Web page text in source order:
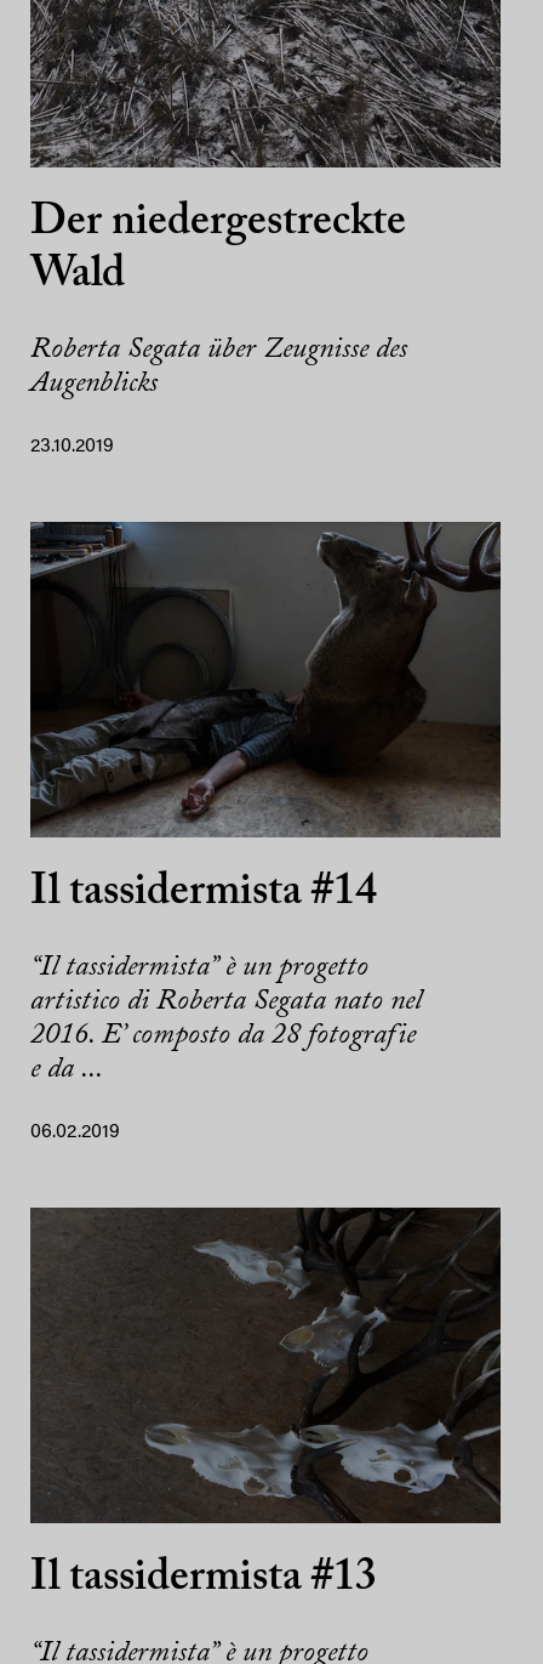
Der niedergestreckte
Wald
Roberta Segata über Zeugnisse des
Augenblicks
23.10.2019
Il tassidermista #14
“Il tassidermista” è un progetto
artistico di Roberta Segata nato nel
2016. E’ composto da 28 fotografie
e da ...
06.02.2019
Il tassidermista #13
“Il tassidermista” è un progetto